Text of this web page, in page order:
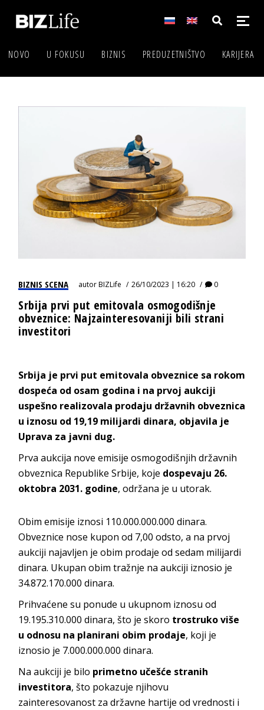
NOVO U FOKUSU BIZNIS PREDUZETNIŠTVO KARIJERA
BIZNIS SCENA autorBIZLife 26/10/2023 | 16:20 0
Srbija prvi put emitovala osmogodišnje
obveznice: Najzainteresovaniji bili strani
investitori
Srbija je prvi put emitovala obveznice sa rokom
dospeća od osam godina i na prvoj aukciji
uspešno realizovala prodaju državnih obveznica
u iznosu od 19,19 milijardi dinara, objavila je
Uprava za javni dug.
Prvaaukcija nove emisije osmogodišnjih državnih
obveznica Republike Srbije, koje dospevaju 26.
oktobra 2031. godine, održana je u utorak.
Obim emisije iznosi 110.000.000.000 dinara.
Obveznice nose kupon od 7,00 odsto, a na prvoj
aukciji najavljen je obim prodaje od sedam milijardi
dinara. Ukupan obim tražnje na aukciji iznosio je
34.872.170.000 dinara.
Prihvaćene su ponude u ukupnom iznosu od
19.195.310.000 dinara, što je skoro trostruko više
u odnosu na planirani obim prodaje, koji je
iznosio je 7.000.000.000 dinara.
Na aukciji je bilo primetno učešće stranih
investitora, što pokazuje njihovu
zainteresovanost za državne hartije od vrednosti i